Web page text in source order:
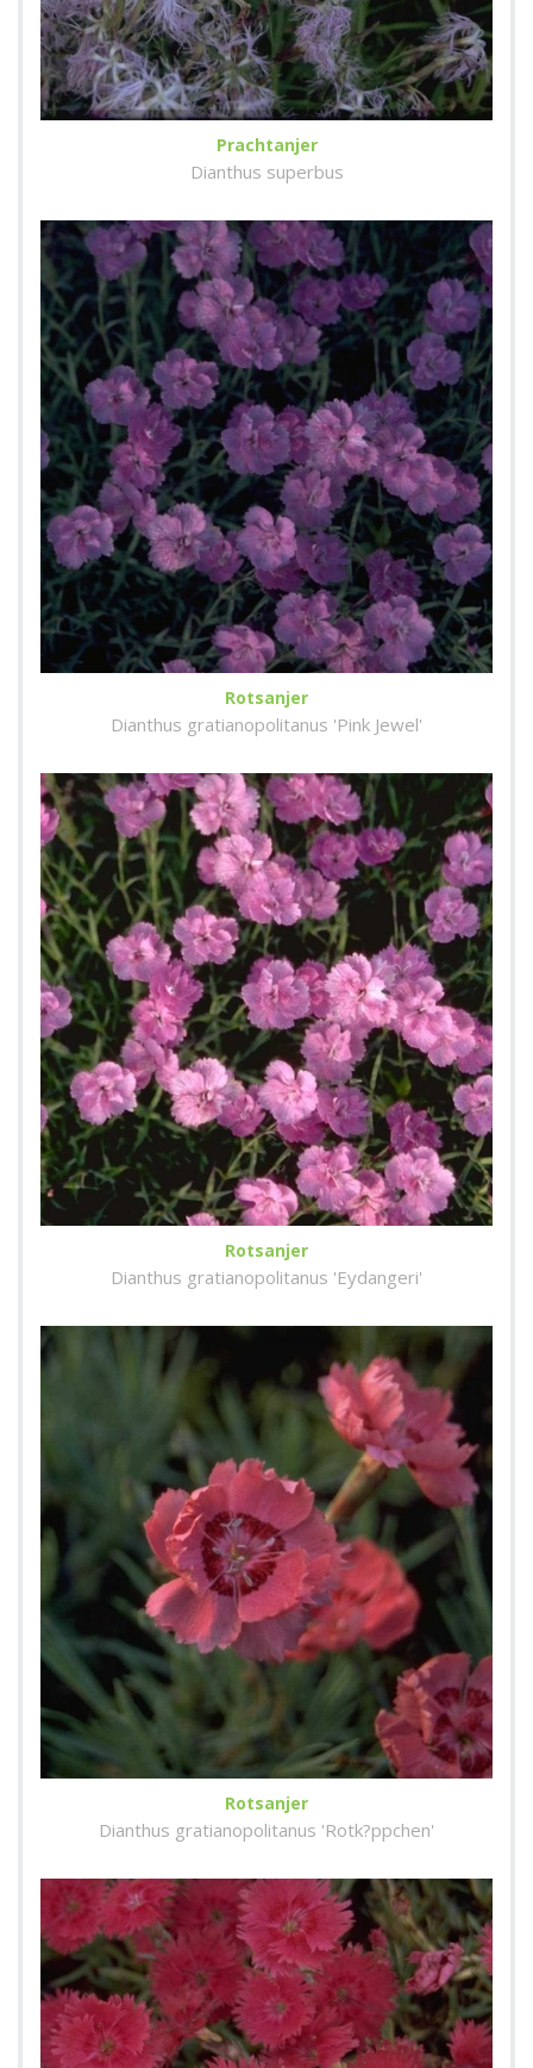
Prachtanjer
Dianthus superbus
Rotsanjer
Dianthus gratianopolitanus 'Pink Jewel'
Rotsanjer
Dianthus gratianopolitanus 'Eydangeri'
Rotsanjer
Dianthus gratianopolitanus 'Rotk?ppchen'